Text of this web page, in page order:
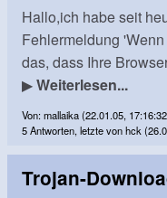
Hallo,ich habe seit
Fehlermeldung
das, dass Ihre
▶Weiterlesen...
Von: mallaika (22.01.05,
5 Antworten, letzte von hck
Trojan-